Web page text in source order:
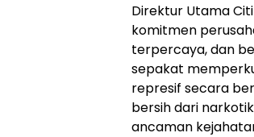
Direktur Utama
komitmen
terpercaya, dan
sepakat
represif secara
bersih dari
ancaman